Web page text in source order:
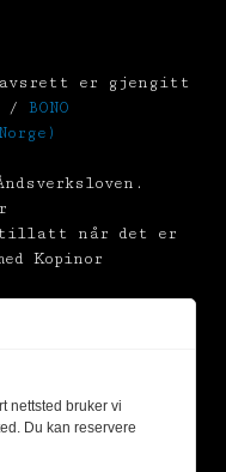
er gjengitt
/ BONO
tillatt når det er
Kopinor
nettsted bruker vi
Du kan reservere